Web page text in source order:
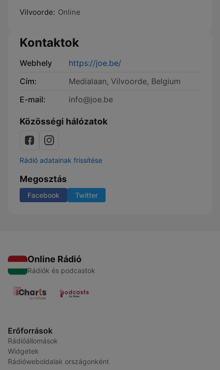
Vilvoorde: Online
Kontaktok
Webhely
https://joe.be/
Cím:
Medialaan, Vilvoorde, Belgium
E-mail:
info@joe.be
Közösségi hálózatok
Rádió adatainak frissítése
Megosztás
Facebook Twitter
Online Rádió
Rádiók és podcastok
Erőforrások
Rádióállomások
Widgetek
Rádióweboldalak országonként